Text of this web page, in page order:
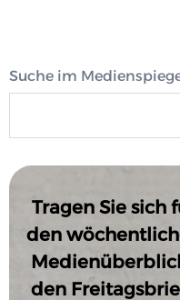
Suche im
Tragen Sie sich
den
den